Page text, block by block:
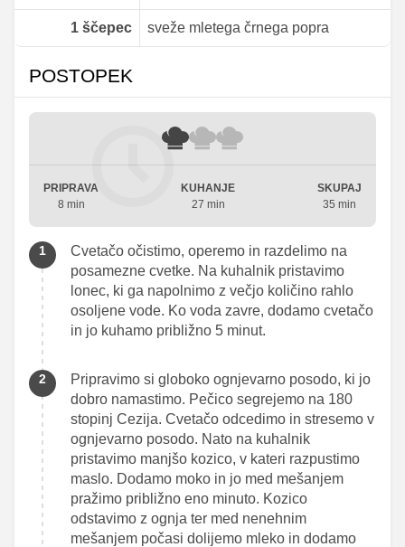
1ščepec sveže mletega črnega popra
POSTOPEK
PRIPRAVA
8 min
KUHANJE
27 min
SKUPAJ
35 min
Cvetačo očistimo, operemo in razdelimo na
posamezne cvetke. Na kuhalnik pristavimo
lonec, ki ga napolnimo z večjo količino rahlo
osoljene vode. Ko voda zavre, dodamo cvetačo
in jo kuhamo približno 5 minut.
Pripravimo si globoko ognjevarno posodo, ki jo
dobro namastimo. Pečico segrejemo na 180
stopinj Cezija. Cvetačo odcedimo in stresemo v
ognjevarno posodo. Nato na kuhalnik
pristavimo manjšo kozico, v kateri razpustimo
maslo. Dodamo moko in jo med mešanjem
pražimo približno eno minuto. Kozico
odstavimo z ognja ter med nenehnim
mešanjem počasi dolijemo mleko in dodamo